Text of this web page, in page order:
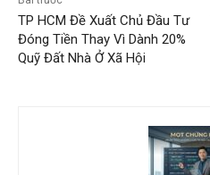
TP HCM Đề Xuất Chủ Đầu Tư
Đóng Tiền Thay Vì Dành 20%
Quỹ Đất Nhà Ở Xã Hội